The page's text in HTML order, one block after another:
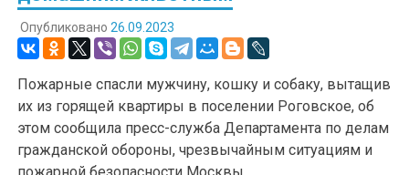
Опубликовано 26.09.2023
Пожарные спасли мужчину, кошку и собаку, вытащив
их из горящей квартиры в поселении Роговское, об
этом сообщила пресс-служба Департамента по делам
гражданской обороны, чрезвычайным ситуациям и